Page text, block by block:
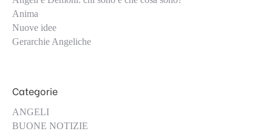
Anima
Nuove idee
Gerarchie Angeliche
Categorie
ANGELI
BUONE NOTIZIE